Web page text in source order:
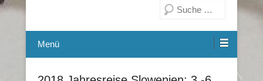
Menü